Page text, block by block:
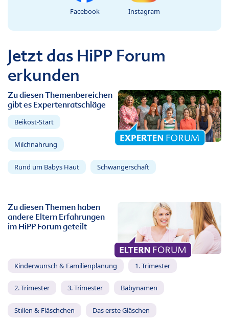
Facebook Instagram
Jetzt das HiPP Forum
erkunden
Zu diesen Themenbereichen
gibt es Expertenratschläge
Beikost-Start
Milchnahrung
Rund um Babys Haut Schwangerschaft
Zu diesen Themen haben
andere Eltern Erfahrungen
im HiPP Forum geteilt
Kinderwunsch & Familienplanung 1. Trimester
2. Trimester 3. Trimester Babynamen
Stillen & Fläschchen Das erste Gläschen